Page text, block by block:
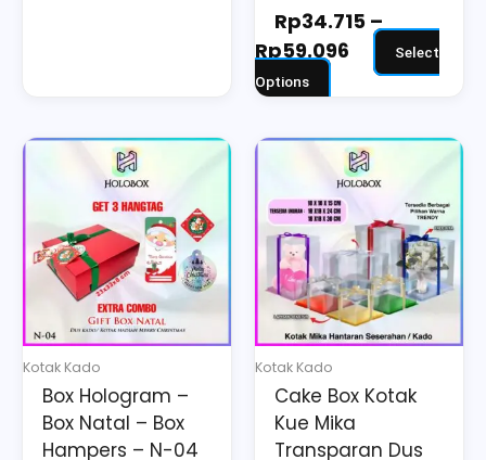
Rp34.715 –
Rp59.096
Select
Options
Kotak Kado
Box Hologram –
Box Natal – Box
Hampers – N-04
Kotak Kado
Cake Box Kotak
Kue Mika
Transparan Dus
Price
range:
Rp29.279
through
Rp93.235
This
product
has
multiple
variants.
The
options
be
chosen
on